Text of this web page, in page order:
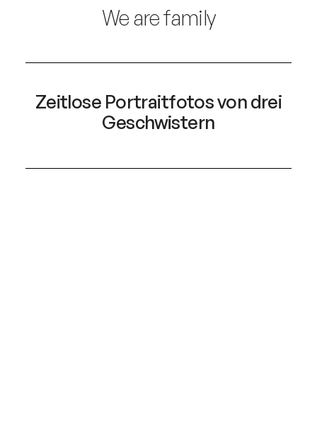
We are family
Zeitlose Portraitfotos von drei
Geschwistern